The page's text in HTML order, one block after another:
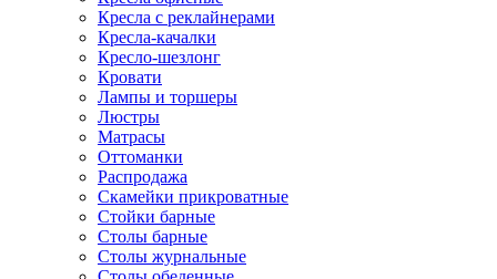
Кресла с реклайнерами
Кресла-качалки
Кресло-шезлонг
Кровати
Лампы и торшеры
Люстры
Матрасы
Оттоманки
Распродажа
Скамейки прикроватные
Стойки барные
Столы барные
Столы журнальные